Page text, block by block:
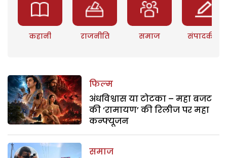
कहानी राजनीति समाज संपादकीय
फिल्म
अंधविश्वास या टोटका – महा बजट
की ‘रामायण’ की रिलीज पर महा
कन्फ्यूजन
समाज